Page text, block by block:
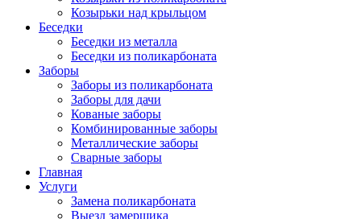
Козырьки над крыльцом
Беседки
Беседки из металла
Беседки из поликарбоната
Заборы
Заборы из поликарбоната
Заборы для дачи
Кованые заборы
Комбинированные заборы
Металлические заборы
Сварные заборы
Главная
Услуги
Замена поликарбоната
Выезд замерщика